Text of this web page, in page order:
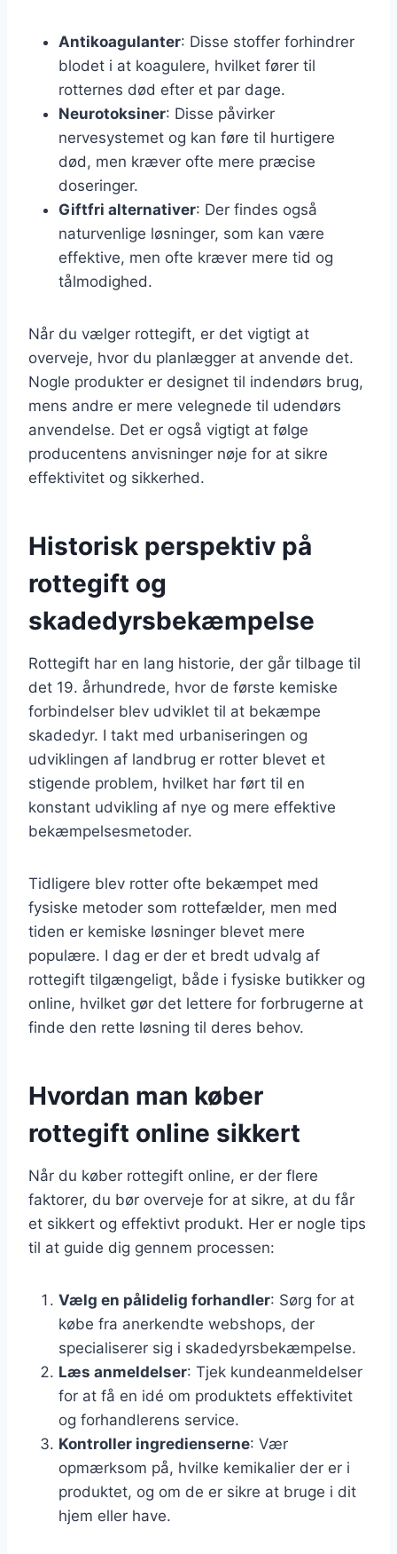
Antikoagulanter: Disse stoffer forhindrer
blodet i at koagulere, hvilket fører til
rotternes død efter et par dage.
Neurotoksiner: Disse påvirker
nervesystemet og kan føre til hurtigere
død, men kræver ofte mere præcise
doseringer.
Giftfri alternativer: Der findes også
naturvenlige løsninger, som kan være
effektive, men ofte kræver mere tid og
tålmodighed.
Når du vælger rottegift, er det vigtigt at
overveje, hvor du planlægger at anvende det.
Nogle produkter er designet til indendørs brug,
mens andre er mere velegnede til udendørs
anvendelse. Det er også vigtigt at følge
producentens anvisninger nøje for at sikre
effektivitet og sikkerhed.
Historisk perspektiv på
rottegift og
skadedyrsbekæmpelse
Rottegift har en lang historie, der går tilbage til
det 19. århundrede, hvor de første kemiske
forbindelser blev udviklet til at bekæmpe
skadedyr. I takt med urbaniseringen og
udviklingen af landbrug er rotter blevet et
stigende problem, hvilket har ført til en
konstant udvikling af nye og mere effektive
bekæmpelsesmetoder.
Tidligere blev rotter ofte bekæmpet med
fysiske metoder som rottefælder, men med
tiden er kemiske løsninger blevet mere
populære. I dag er der et bredt udvalg af
rottegift tilgængeligt, både i fysiske butikker og
online, hvilket gør det lettere for forbrugerne at
finde den rette løsning til deres behov.
Hvordan man køber
rottegift online sikkert
Når du køber rottegift online, er der flere
faktorer, du bør overveje for at sikre, at du får
et sikkert og effektivt produkt. Her er nogle tips
til at guide dig gennem processen:
Vælg en pålidelig forhandler: Sørg for at
købe fra anerkendte webshops, der
specialiserer sig i skadedyrsbekæmpelse.
Læs anmeldelser: Tjek kundeanmeldelser
for at få en idé om produktets effektivitet
og forhandlerens service.
Kontroller ingredienserne: Vær
opmærksom på, hvilke kemikalier der er i
produktet, og om de er sikre at bruge i dit
hjem eller have.